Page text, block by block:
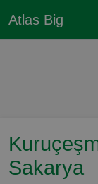
Atlas Big
Sakarya